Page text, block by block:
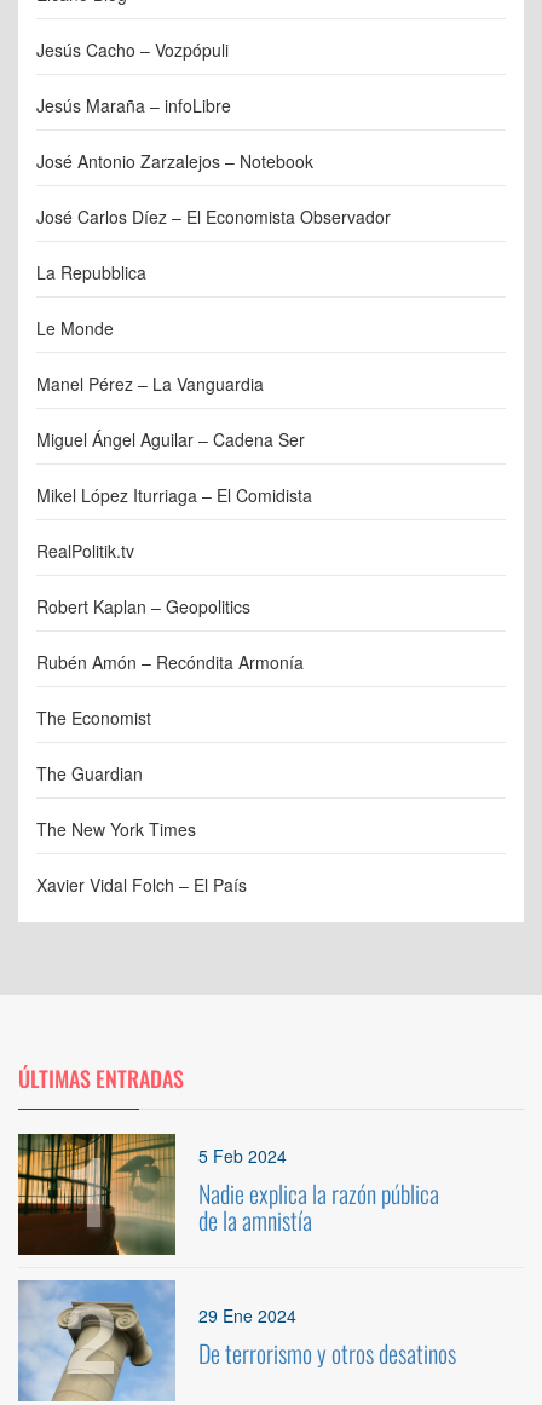
Jesús Cacho – Vozpópuli
Jesús Maraña – infoLibre
José Antonio Zarzalejos – Notebook
José Carlos Díez – El Economista Observador
La Repubblica
Le Monde
Manel Pérez – La Vanguardia
Miguel Ángel Aguilar – Cadena Ser
Mikel López Iturriaga – El Comidista
RealPolitik.tv
Robert Kaplan – Geopolitics
Rubén Amón – Recóndita Armonía
The Economist
The Guardian
The New York Times
Xavier Vidal Folch – El País
ÚLTIMAS ENTRADAS
1 5 Feb 2024
Nadie explica la razón pública
de la amnistía
2 29 Ene 2024
De terrorismo y otros desatinos